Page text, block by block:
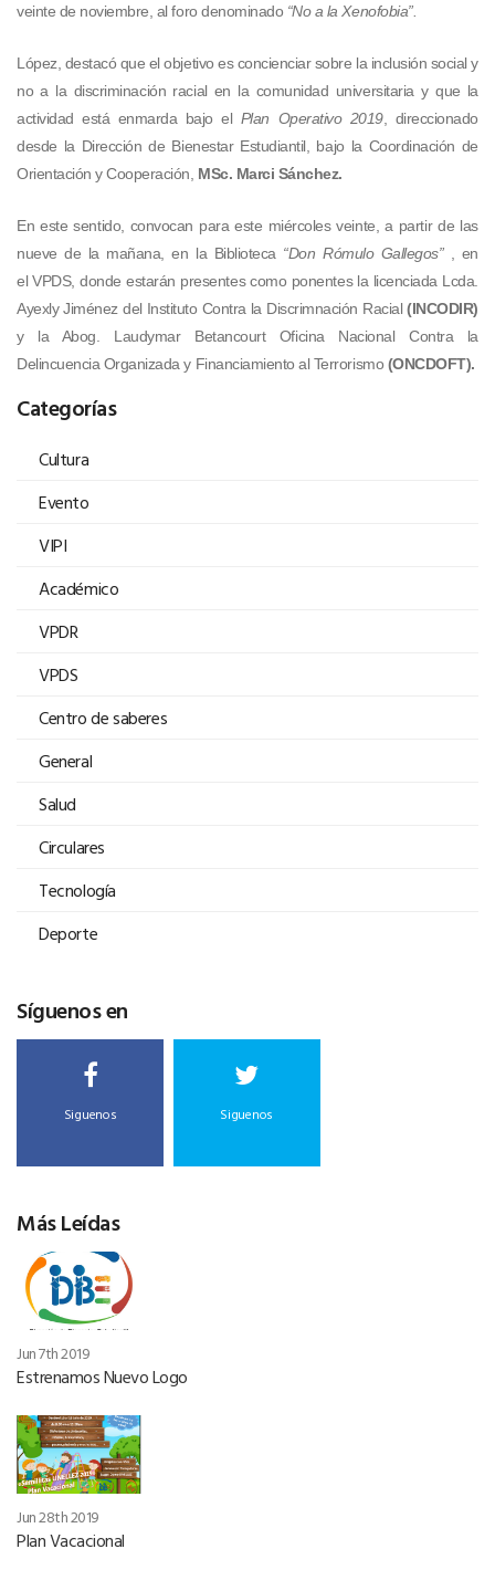
veinte de noviembre, al foro denominado “No a la Xenofobia”.
López, destacó que el objetivo es concienciar sobre la inclusión social y
no a la discriminación racial en la comunidad universitaria y que la
actividad está enmarda bajo el Plan Operativo 2019, direccionado
desde la Dirección de Bienestar Estudiantil, bajo la Coordinación de
Orientación y Cooperación, MSc. Marci Sánchez.
En este sentido, convocan para este miércoles veinte, a partir de las
nueve de la mañana, en la Biblioteca “Don Rómulo Gallegos”, en
el VPDS, donde estarán presentes como ponentes la licenciada Lcda.
Ayexly Jiménez del Instituto Contra la Discrimnación Racial(INCODIR)
y la Abog. Laudymar Betancourt Oficina Nacional Contra la
Delincuencia Organizada y Financiamiento al Terrorismo(ONCDOFT).
Categorías
Cultura
Evento
VIPI
Académico
VPDR
VPDS
Centro de saberes
General
Salud
Circulares
Tecnología
Deporte
Síguenos en
Siguenos Siguenos
Más Leídas
Jun 7th 2019
Estrenamos Nuevo Logo
Jun 28th 2019
Plan Vacacional